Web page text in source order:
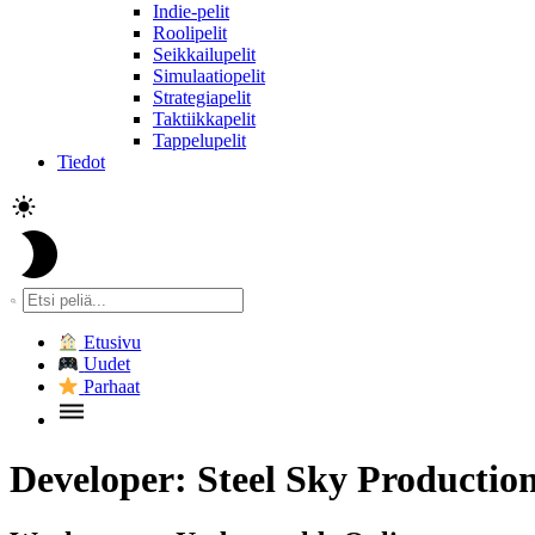
Indie-pelit
Roolipelit
Seikkailupelit
Simulaatiopelit
Strategiapelit
Taktiikkapelit
Tappelupelit
Tiedot
Etusivu
Uudet
Parhaat
Developer: Steel Sky